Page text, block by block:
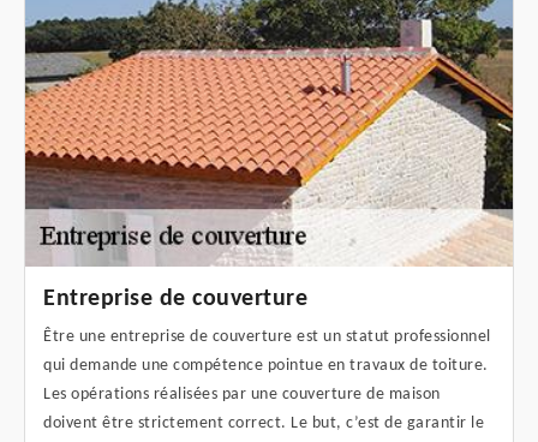
Entreprise de couverture
Être une entreprise de couverture est un statut professionnel
qui demande une compétence pointue en travaux de toiture.
Les opérations réalisées par une couverture de maison
doivent être strictement correct. Le but, c’est de garantir le